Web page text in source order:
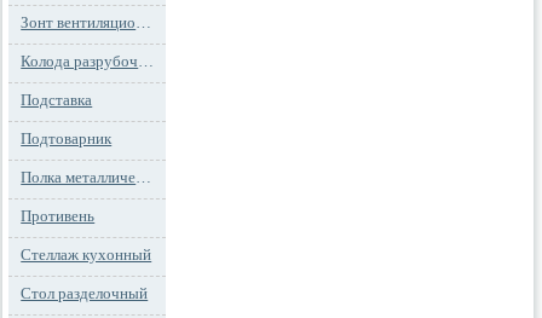
Зонт вентиляционный
Колода разрубочная
Подставка
Подтоварник
Полка металлическая
Противень
Стеллаж кухонный
Стол разделочный